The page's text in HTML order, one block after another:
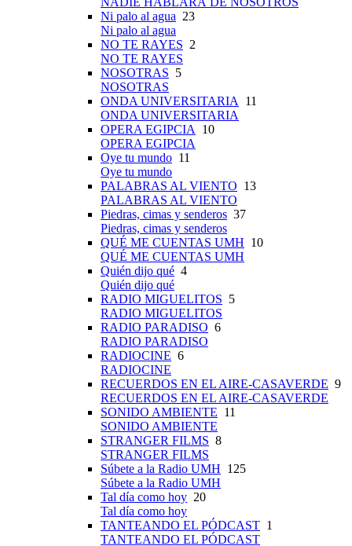
Ni palo al agua 23
Ni palo al agua
NO TE RAYES 2
NO TE RAYES
NOSOTRAS 5
NOSOTRAS
ONDA UNIVERSITARIA 11
ONDA UNIVERSITARIA
OPERA EGIPCIA 10
OPERA EGIPCIA
Oye tu mundo 11
Oye tu mundo
PALABRAS AL VIENTO 13
PALABRAS AL VIENTO
Piedras, cimas y senderos 37
Piedras, cimas y senderos
QUÉ ME CUENTAS UMH 10
QUÉ ME CUENTAS UMH
Quién dijo qué 4
Quién dijo qué
RADIO MIGUELITOS 5
RADIO MIGUELITOS
RADIO PARADISO 6
RADIO PARADISO
RADIOCINE 6
RADIOCINE
RECUERDOS EN EL AIRE-CASAVERDE 9
RECUERDOS EN EL AIRE-CASAVERDE
SONIDO AMBIENTE 11
SONIDO AMBIENTE
STRANGER FILMS 8
STRANGER FILMS
Súbete a la Radio UMH 125
Súbete a la Radio UMH
Tal día como hoy 20
Tal día como hoy
TANTEANDO EL PÓDCAST 1
TANTEANDO EL PÓDCAST